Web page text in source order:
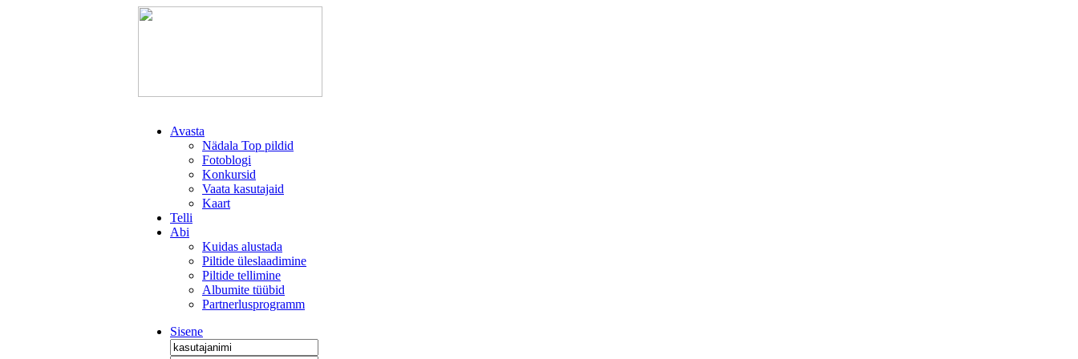
Avasta
Nädala Top pildid
Fotoblogi
Konkursid
Vaata kasutajaid
Kaart
Telli
Abi
Kuidas alustada
Piltide üleslaadimine
Piltide tellimine
Albumite tüübid
Partnerlusprogramm
Sisene